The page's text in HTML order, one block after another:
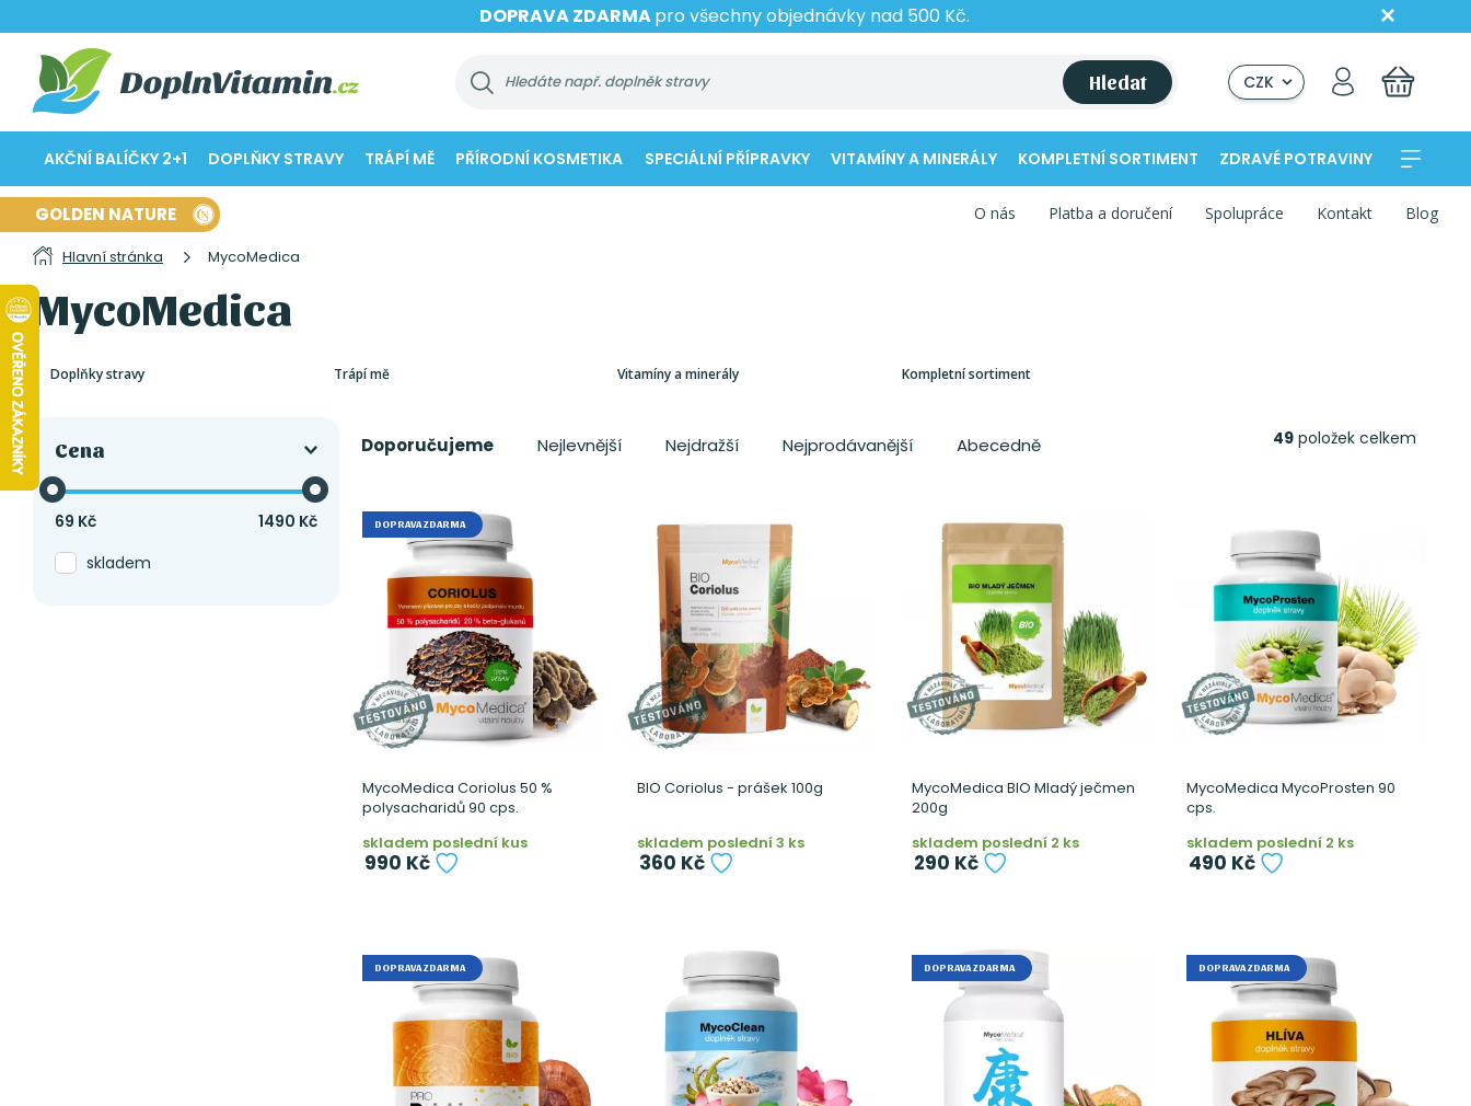
DOPRAVA ZDARMApro všechny objednávky nad 500 Kč.
Hledat CZK
AKČNÍ BALÍČKY 2+1 DOPLŇKY STRAVY TRÁPÍ MĚ PŘÍRODNÍ KOSMETIKA SPECIÁLNÍ PŘÍPRAVKY VITAMÍNY A MINERÁLY KOMPLETNÍ SORTIMENT ZDRAVÉ POTRAVINY
GOLDEN NATURE O nás Platba a doručení Spolupráce Kontakt Blog
Hlavní stránka MycoMedica
MycoMedica
Doplňky stravy Trápí mě Vitamíny a minerály Kompletní sortiment
Doporučujeme Nejlevnější Nejdražší Nejprodávanější Abecedně 49 položek celkem
DOPRAVA ZDARMA
MycoMedica Coriolus 50 %
polysacharidů 90 cps.
skladem poslední kus
990 Kč
BIO Coriolus - prášek 100g
skladem poslední 3 ks
360 Kč
MycoMedica BIO Mladý ječmen
200g
skladem poslední 2 ks
290 Kč
MycoMedica MycoProsten 90
cps.
skladem poslední 2 ks
490 Kč
DOPRAVA ZDARMA DOPRAVA ZDARMA DOPRAVA ZDARMA
Cena
69 Kč 1490 Kč
skladem